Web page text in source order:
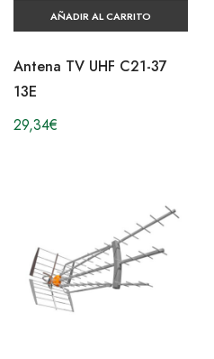
AÑADIR AL CARRITO
Antena TV UHF C21-37
13E
29,34€